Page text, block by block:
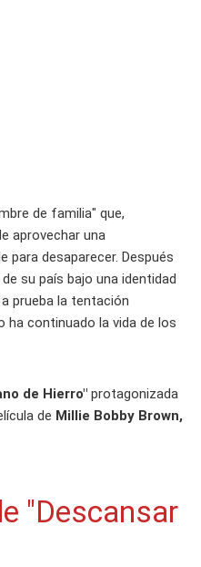
de familia" que,
aprovechar una
para desaparecer. Después
su país bajo una identidad
prueba la tentación
ha continuado la vida de los
de Hierro" protagonizada
de Millie Bobby Brown,
"Descansar